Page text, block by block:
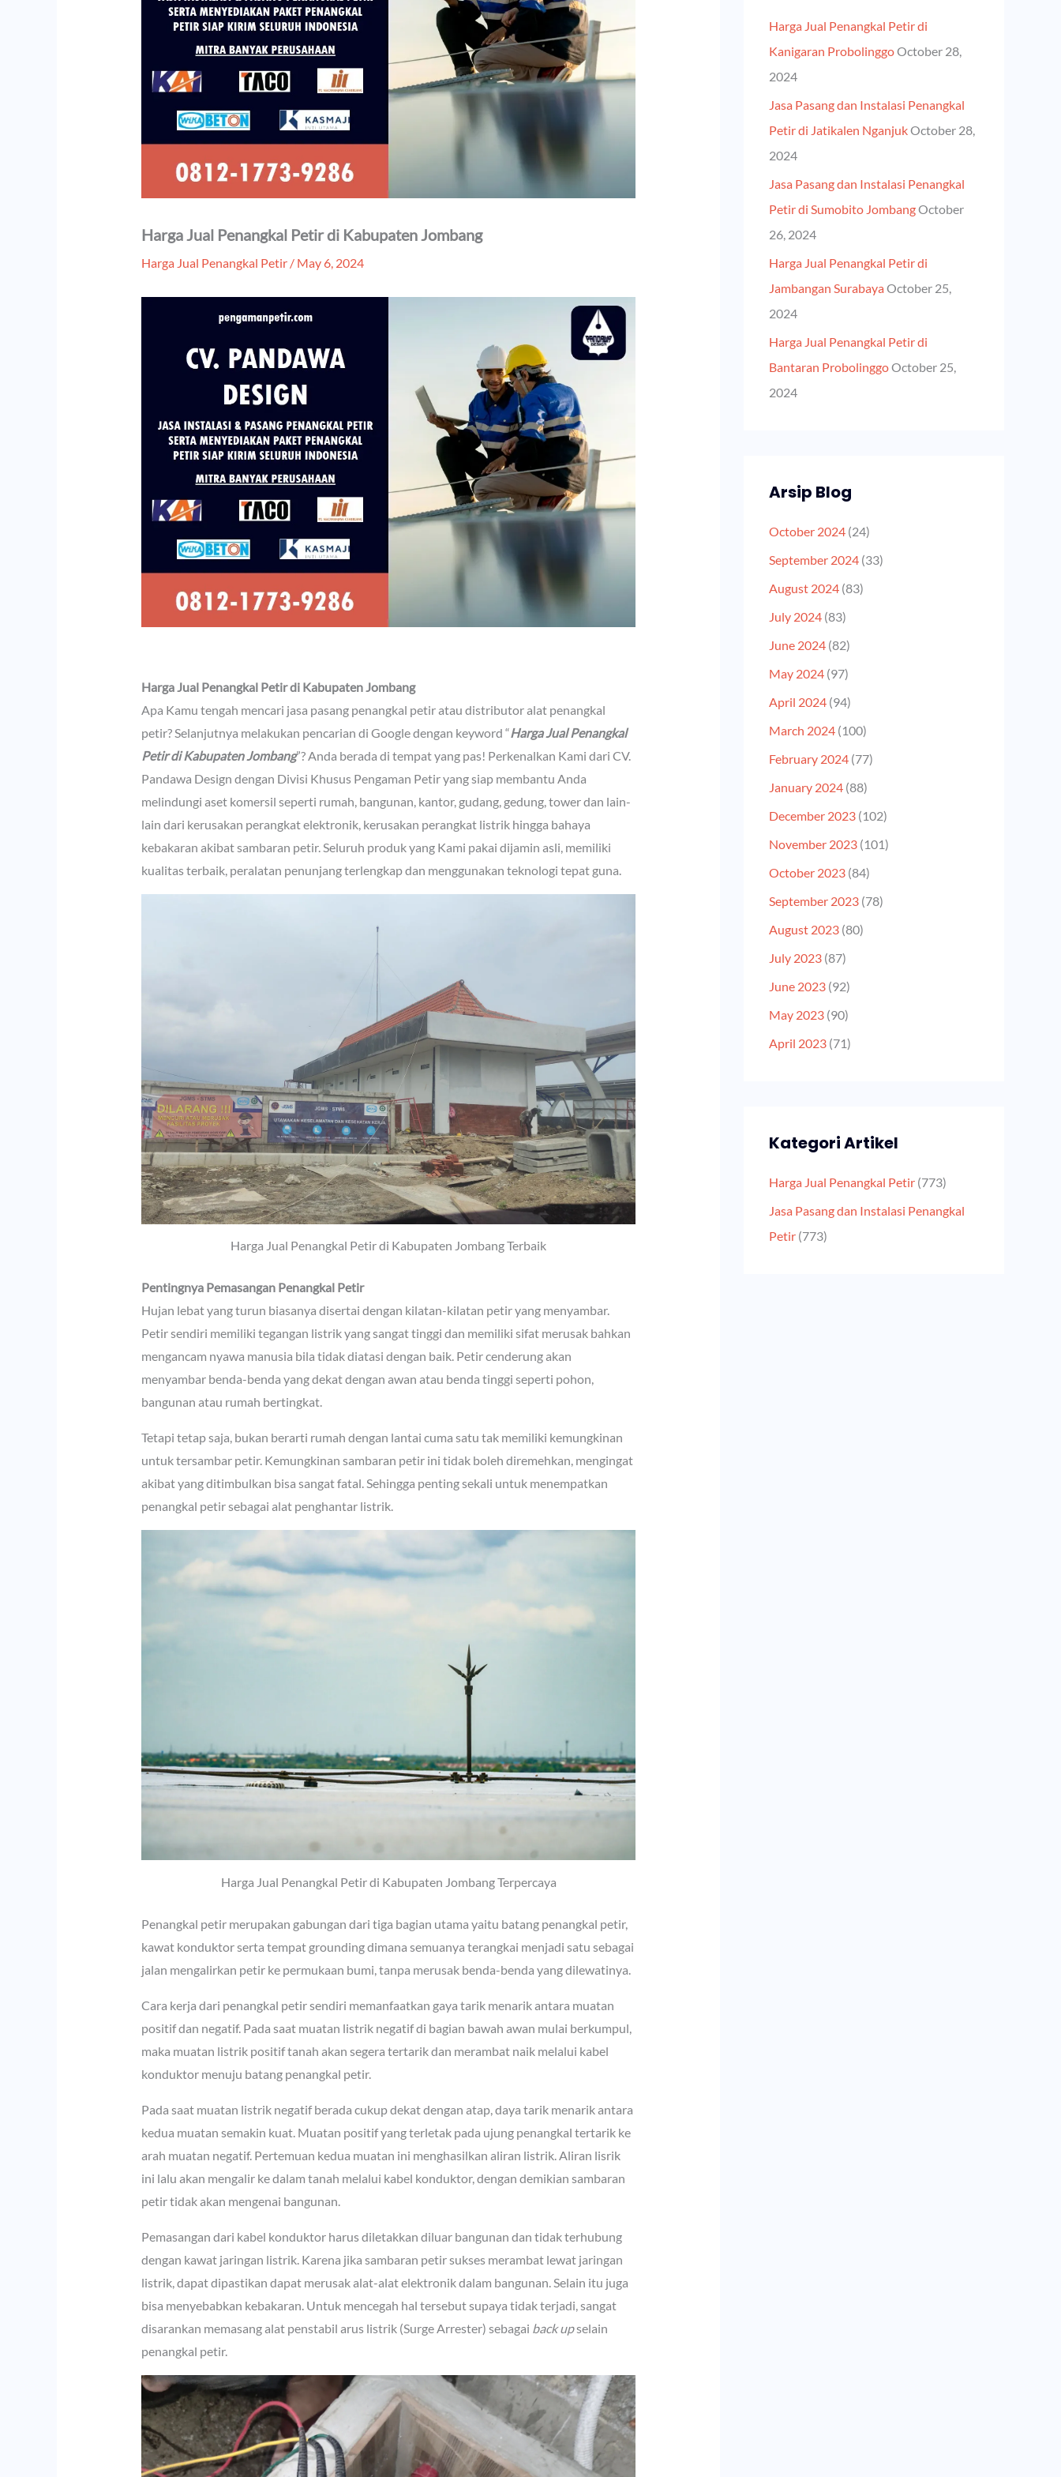
Harga Jual Penangkal Petir di Kabupaten Jombang
Harga Jual Penangkal Petir/ May 6, 2024
Harga Jual Penangkal Petir di Kabupaten Jombang
Apa Kamu tengah mencari jasa pasang penangkal petir atau distributor alat penangkal
petir? Selanjutnya melakukan pencarian di Google dengan keyword “Harga Jual Penangkal
Petir di Kabupaten Jombang”? Anda berada di tempat yang pas! Perkenalkan Kami dari CV.
Pandawa Design dengan Divisi Khusus Pengaman Petir yang siap membantu Anda
melindungi aset komersil seperti rumah, bangunan, kantor, gudang, gedung, tower dan lain-
lain dari kerusakan perangkat elektronik, kerusakan perangkat listrik hingga bahaya
kebakaran akibat sambaran petir. Seluruh produk yang Kami pakai dijamin asli, memiliki
kualitas terbaik, peralatan penunjang terlengkap dan menggunakan teknologi tepat guna.
Harga Jual Penangkal Petir di Kabupaten Jombang Terbaik
Pentingnya Pemasangan Penangkal Petir
Hujan lebat yang turun biasanya disertai dengan kilatan-kilatan petir yang menyambar.
Petir sendiri memiliki tegangan listrik yang sangat tinggi dan memiliki sifat merusak bahkan
mengancam nyawa manusia bila tidak diatasi dengan baik. Petir cenderung akan
menyambar benda-benda yang dekat dengan awan atau benda tinggi seperti pohon,
bangunan atau rumah bertingkat.
Tetapi tetap saja, bukan berarti rumah dengan lantai cuma satu tak memiliki kemungkinan
untuk tersambar petir. Kemungkinan sambaran petir ini tidak boleh diremehkan, mengingat
akibat yang ditimbulkan bisa sangat fatal. Sehingga penting sekali untuk menempatkan
penangkal petir sebagai alat penghantar listrik.
Harga Jual Penangkal Petir di Kabupaten Jombang Terpercaya
Penangkal petir merupakan gabungan dari tiga bagian utama yaitu batang penangkal petir,
kawat konduktor serta tempat grounding dimana semuanya terangkai menjadi satu sebagai
jalan mengalirkan petir ke permukaan bumi, tanpa merusak benda-benda yang dilewatinya.
Cara kerja dari penangkal petir sendiri memanfaatkan gaya tarik menarik antara muatan
positif dan negatif. Pada saat muatan listrik negatif di bagian bawah awan mulai berkumpul,
maka muatan listrik positif tanah akan segera tertarik dan merambat naik melalui kabel
konduktor menuju batang penangkal petir.
Pada saat muatan listrik negatif berada cukup dekat dengan atap, daya tarik menarik antara
kedua muatan semakin kuat. Muatan positif yang terletak pada ujung penangkal tertarik ke
arah muatan negatif. Pertemuan kedua muatan ini menghasilkan aliran listrik. Aliran lisrik
ini lalu akan mengalir ke dalam tanah melalui kabel konduktor, dengan demikian sambaran
petir tidak akan mengenai bangunan.
Pemasangan dari kabel konduktor harus diletakkan diluar bangunan dan tidak terhubung
dengan kawat jaringan listrik. Karena jika sambaran petir sukses merambat lewat jaringan
listrik, dapat dipastikan dapat merusak alat-alat elektronik dalam bangunan. Selain itu juga
bisa menyebabkan kebakaran. Untuk mencegah hal tersebut supaya tidak terjadi, sangat
disarankan memasang alat penstabil arus listrik (Surge Arrester) sebagai back upselain
penangkal petir.
:
Harga Jual Penangkal Petir di
Kanigaran ProbolinggoOctober 28,
2024
Jasa Pasang dan Instalasi Penangkal
Petir di Jatikalen NganjukOctober 28,
2024
Jasa Pasang dan Instalasi Penangkal
Petir di Sumobito JombangOctober
26, 2024
Harga Jual Penangkal Petir di
Jambangan SurabayaOctober 25,
2024
Harga Jual Penangkal Petir di
Bantaran ProbolinggoOctober 25,
2024
Arsip Blog
October 2024 (24)
September 2024 (33)
August 2024 (83)
July 2024 (83)
June 2024 (82)
May 2024 (97)
April 2024 (94)
March 2024 (100)
February 2024 (77)
January 2024 (88)
December 2023 (102)
November 2023 (101)
October 2023 (84)
September 2023 (78)
August 2023 (80)
July 2023 (87)
June 2023 (92)
May 2023 (90)
April 2023 (71)
Kategori Artikel
Harga Jual Penangkal Petir (773)
Jasa Pasang dan Instalasi Penangkal
Petir (773)